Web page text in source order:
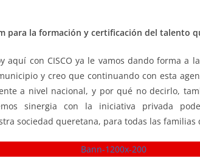
para la formación y certificación del talento
aquí con CISCO ya le vamos dando forma a
y creo que continuando con esta
a nivel nacional, y por qué no decirlo,
sinergia con la iniciativa privada
sociedad queretana, para todas las familias